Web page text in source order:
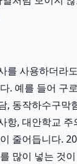
를 사용하더라
. 예를 들어 구
, 동작하수구막
항, 대안학교
줄어듭니다.
많이 넣는 것